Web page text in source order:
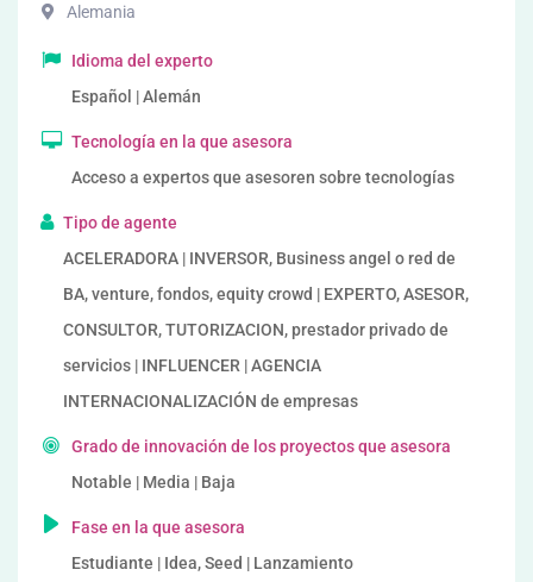
Alemania
Idioma del experto
Español | Alemán
Tecnología en la que asesora
Acceso a expertos que asesoren sobre tecnologías
Tipo de agente
ACELERADORA | INVERSOR, Business angel o red de
BA, venture, fondos, equity crowd | EXPERTO, ASESOR,
CONSULTOR, TUTORIZACION, prestador privado de
servicios | INFLUENCER | AGENCIA
INTERNACIONALIZACIÓN de empresas
Grado de innovación de los proyectos que asesora
Notable | Media | Baja
Fase en la que asesora
Estudiante | Idea, Seed | Lanzamiento